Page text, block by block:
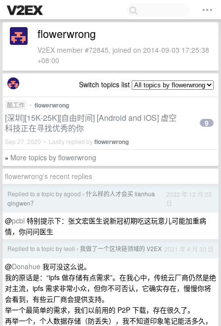
flowerwrong
V2EX member #72845, joined on 2014-09-03 17:25:38
+08:00
Switch topics list
酷工作 • flowerwrong
[深圳][15K-25K][自由时间] [Android and iOS] 虚空
科技正在寻找优秀的你
Sep 27, 2020 • Lastly replied byflowerwrong
9
» More topics by flowerwrong
flowerwrong's recent replies
Replied to a topic by agood › 什么样的人才会买 lianhua
qingwen？
2022 年 12 月 23
日
@pcbl 特别提示下：张文宏医生说新冠初期吃这玩意儿可能加重病
情，你问问医生
Replied to a topic by leoli › 我做了一个区块链领域的 V2EX 2021 年 4 月 30 日
@Donahue 我可没这么说。
我的原话是：“ipfs 做存储有点需求”。在我心中，传统云厂商仍然是绝
对主流，ipfs 需求非常小众，但你不可否认，它确实存在，慢慢你将
会看到，有些云厂商会提供支持。
举一个最简单的需求，我们以前用的 P2P 下载，存在很久了。
再举一个，个人数据存储（防丢失），我不知道印象笔记能活多久，